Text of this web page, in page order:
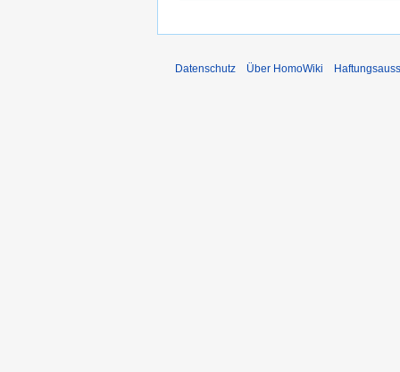
Datenschutz Über HomoWiki